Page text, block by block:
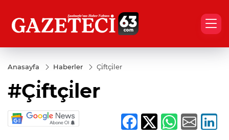
Anasayfa Haberler Çi̇ftçi̇ler
#Çi̇ftçi̇ler